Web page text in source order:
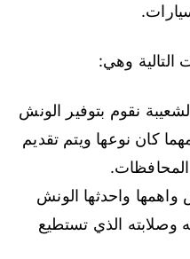
وهي:
نقوم بتوفير الونش
كان نوعها ويتم تقديم
واهمها واحدثها الونش
وصلابته الذي تستطيع